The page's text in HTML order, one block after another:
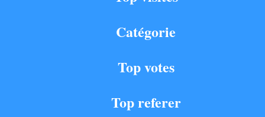
Catégorie
Top votes
Top referer